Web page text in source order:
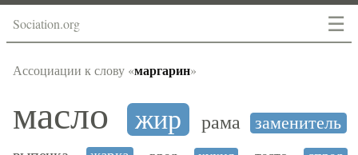
☰
Sociation.org
Ассоциации к слову «маргарин»
масло жир рама заменитель